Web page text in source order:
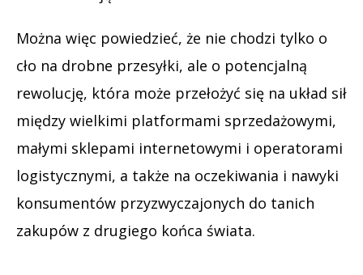
Można więc powiedzieć, że nie chodzi tylko o
cło na drobne przesyłki, ale o potencjalną
rewolucję, która może przełożyć się na układ sił
między wielkimi platformami sprzedażowymi,
małymi sklepami internetowymi i operatorami
logistycznymi, a także na oczekiwania i nawyki
konsumentów przyzwyczajonych do tanich
zakupów z drugiego końca świata.